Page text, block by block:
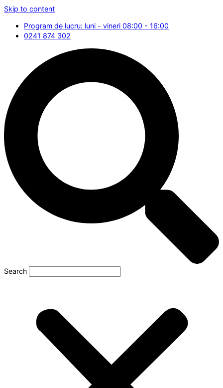
Skip to content
Program de lucru: luni - vineri 08:00 - 16:00
0241 874 302
Search